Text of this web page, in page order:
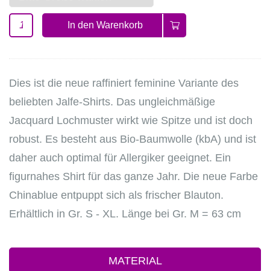
In den Warenkorb
Dies ist die neue raffiniert feminine Variante des
beliebten Jalfe-Shirts. Das ungleichmäßige
Jacquard Lochmuster wirkt wie Spitze und ist doch
robust. Es besteht aus Bio-Baumwolle (kbA) und ist
daher auch optimal für Allergiker geeignet. Ein
figurnahes Shirt für das ganze Jahr. Die neue Farbe
Chinablue entpuppt sich als frischer Blauton.
Erhältlich in Gr. S - XL. Länge bei Gr. M = 63 cm
MATERIAL